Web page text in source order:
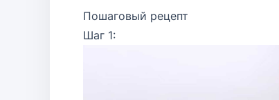
Пошаговый рецепт
Шаг 1: